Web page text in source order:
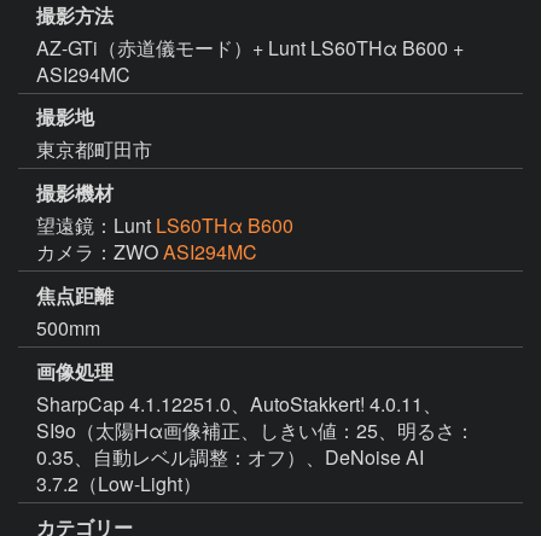
撮影方法
AZ-GTi（赤道儀モード）+ Lunt LS60THα B600 +
ASI294MC
撮影地
東京都町田市
撮影機材
望遠鏡：Lunt LS60THα B600
カメラ：ZWOASI294MC
焦点距離
500mm
画像処理
SharpCap 4.1.12251.0、AutoStakkert! 4.0.11、
SI9o（太陽Hα画像補正、しきい値：25、明るさ：
0.35、自動レベル調整：オフ）、DeNoise AI
3.7.2（Low-Light）
カテゴリー